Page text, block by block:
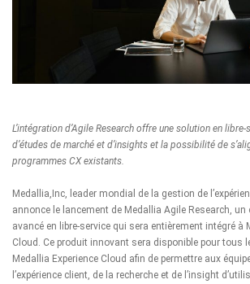
L’intégration d’Agile Research offre une solution en
d’études de marché et d’insights et la possibilité de
programmes CX existants.
Medallia Inc, leader mondial de la gestion de
annonce le lancement de Medallia Agile Research, un
avancé en libre-service qui sera entièrement intégré à
Cloud
. Ce produit innovant sera disponible pour tous
Medallia Experience Cloud afin de permettre aux
l’expérience client, de la recherche et de l’insight